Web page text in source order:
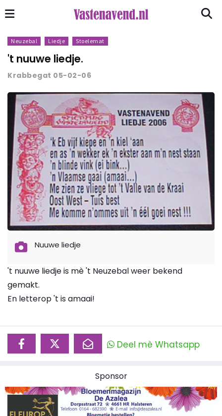
Neuzebal Liedje Stoelemat
't nuuwe liedje.
Krabbegat 05-02-06
Nuuwe liedje
't nuuwe liedje is mè 't Neuzebal weer bekend
gemakt.
En letterop 't is amaai!
Deel mè Whatsapp
Sponsor